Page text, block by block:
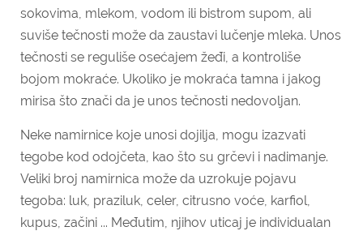
sokovima, mlekom, vodom ili bistrom supom, ali
suviše tečnosti može da zaustavi lučenje mleka. Unos
tečnosti se reguliše osećajem žeđi, a kontroliše
bojom mokraće. Ukoliko je mokraća tamna i jakog
mirisa što znači da je unos tečnosti nedovoljan.
Neke namirnice koje unosi dojilja, mogu izazvati
tegobe kod odojčeta, kao što su grčevi i nadimanje.
Veliki broj namirnica može da uzrokuje pojavu
tegoba: luk, praziluk, celer, citrusno voće, karfiol,
kupus, začini ... Međutim, njihov uticaj je individualan